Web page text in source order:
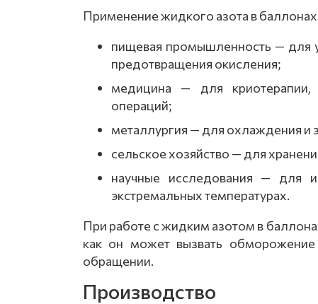
Применениежидкого азота вбаллонах
пищевая промышленность — для
предотвращения окисления;
медицина — для криотерапии,
операций;
металлургия — для охлаждения и
сельскоехозяйство — для
научные исследования — для
экстремальныхтемпературах.
При работе сжидким азотом в
как он можетвызвать обморожение
обращении.
Производство